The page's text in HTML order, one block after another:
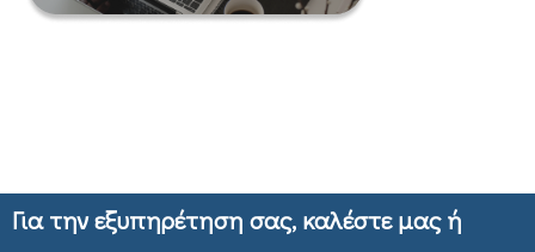
Για την εξυπηρέτηση σας, καλέστε μας ή